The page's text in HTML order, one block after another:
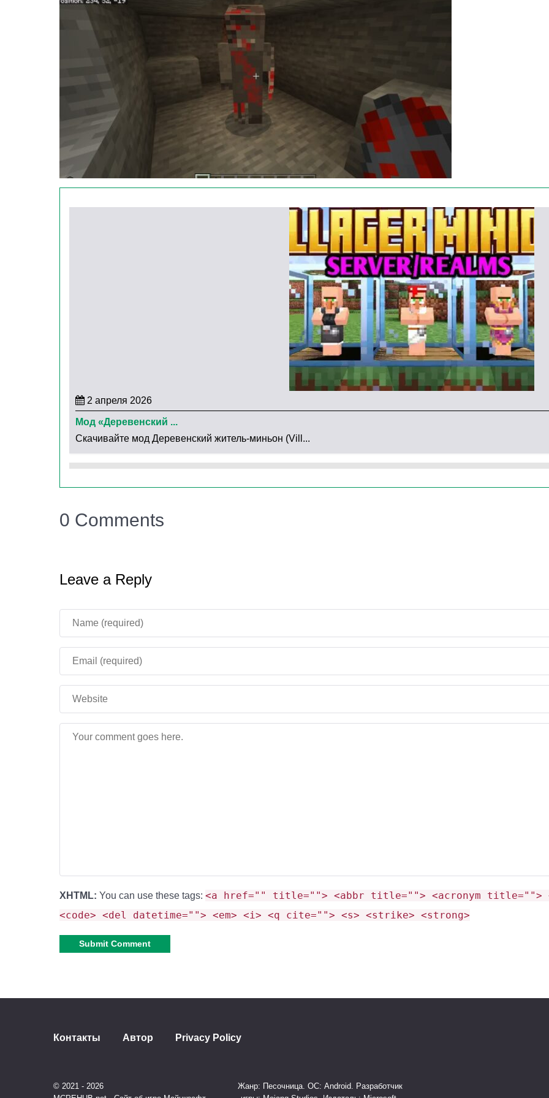
Просто покормите крысу кусочком мяса. Животное обрадуется и станет всюду следовать за
игроком, в ожидании заветного лакомства.
Пещерные монстры
Небольшой совет: лучше не исследовать подземелье в одиночку. Ведь в окрестностях пещер
завелись монстры, которые ранее были мирными жителями.
Однако мод на 40 мобов изменил всех НПС до неузнаваемости. Отныне персонажи будут
преследовать Стива, куда бы тот не пошёл. А их главная задача в Майнкрафт ПЕ – это вредить и
уничтожать.
Эти чудовища, в свою очередь, обитают лишь в океане. Некоторые из героев тоже агрессивны,
В Minecraft PE мод на 40 мобов добавил в мир более пяти морских гигантов. Так что вам
предстоит познакомиться с настоящими легендами из доисторической эпохи!
2 апреля 2026
Мод «Деревенский ...
Скачивайте мод Деревенский житель-миньон (Vill...
0 Comments
Leave a Reply
XHTML: You can use these tags: <a href="" title=""> <abbr title=""> <acronym title="">
<code> <del datetime=""> <em> <i> <q cite=""> <s> <strike> <strong>
Контакты Автор Privacy Policy
© 2021 - 2026
Жанр: Песочница. ОС: Android. Разработчик